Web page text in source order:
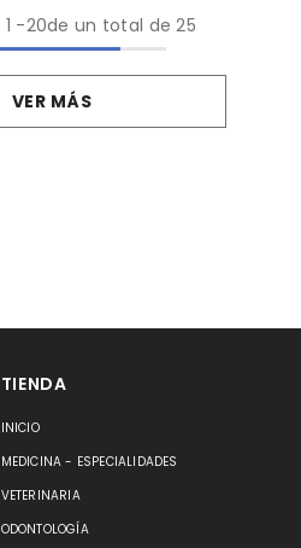
1 -20de un total de 25
VER MÁS
TIENDA
INICIO
MEDICINA - ESPECIALIDADES
VETERINARIA
ODONTOLOGÍA